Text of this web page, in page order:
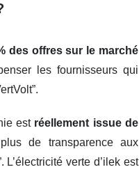
des offres sur le marché
les fournisseurs qui
est réellement issue de
de transparence aux
L’électricité verte d’ilek est